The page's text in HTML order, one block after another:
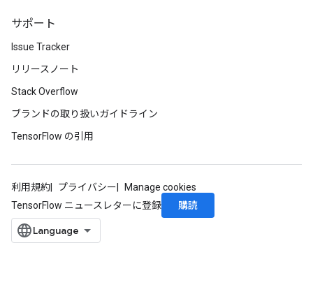
サポート
Issue Tracker
リリースノート
Stack Overflow
ブランドの取り扱いガイドライン
TensorFlow の引用
利用規約 プライバシー
Manage cookies
TensorFlow ニュースレターに登録
購読